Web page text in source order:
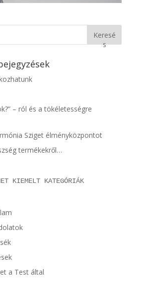
Keresé
s
– ról és a tökéletességre
Sziget élményközpontot
termékekről…
KIEMELT KATEGÓRIÁK
a Test által